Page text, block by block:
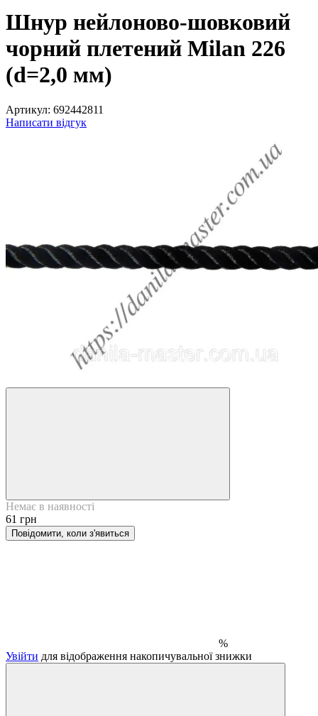
Шнур нейлоново-шовковий
чорний плетений Milan 226
(d=2,0 мм)
Артикул: 692442811
Написати відгук
Немає в наявності
61 грн
Повідомити, коли з'явиться
%
Увійти для відображення накопичувальної знижки